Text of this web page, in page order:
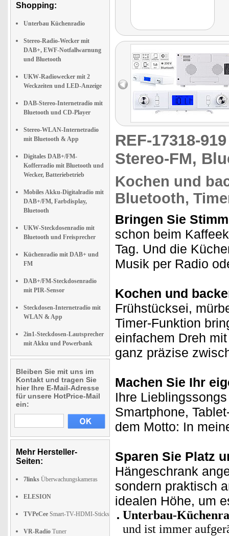
Shopping:
Unterbau Küchenradio
Stereo-Radio-Wecker mit
DAB+, EWF-Notfallwarnung
und Bluetooth
UKW-Radiowecker mit 2
Weckzeiten und LED-Anzeige
DAB-Stereo-Internetradio mit
Bluetooth und CD-Player
Stereo-WLAN-Internetradio
mit Bluetooth & App
Digitales DAB+/FM-
Kofferradio mit Bluetooth und
Wecker, Batteriebetrieb
Mobiles Akku-Digitalradio mit
DAB+/FM, Farbdisplay,
Bluetooth
UKW-Steckdosenradio mit
Bluetooth und Freisprecher
Küchenradio mit DAB+ und
FM
DAB+/FM-Steckdosenradio
mit PIR-Sensor
Steckdosen-Internetradio mit
WLAN & App
2in1-Steckdosen-Lautsprecher
mit Akku und Powerbank
Bleiben Sie mit uns im
Kontakt und tragen Sie
hier Ihre E-Mail-Adresse
für unsere HotPrice-Mail
ein:
Mehr Hersteller-
Seiten:
7links Überwachungskameras
ELESION
TVPeCee Smart-TV-HDMI-Sticks
VR-Radio Tuner
REF-17318-
Stereo-FM,
Kochen und
Bluetooth,
Bringen Sie
schon beim
Tag. Und die
Musik per Radio
Kochen und
Frühstücksei,
Timer-Funktion
einfachem Dreh
ganz präzise
Machen Sie Ihr
Ihre
Smartphone,
dem Motto: In
Sparen Sie Platz
Hängeschrank
sondern praktisch
idealen Höhe, um
Unterbau-
und ist immer